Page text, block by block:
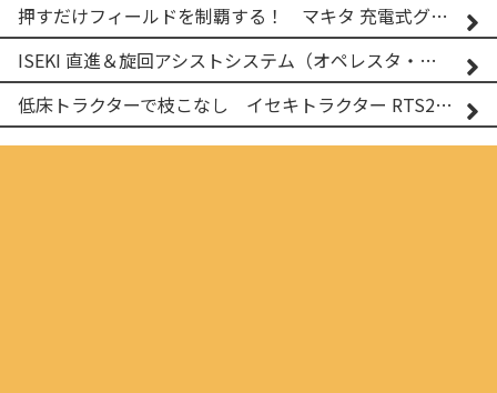
押すだけフィールドを制覇する！ マキタ 充電式グランドトリマー MUG001G
ISEKI 直進＆旋回アシストシステム（オペレスタ・ターン）搭載 イセキ 乗用田植機 PRJ8D-ZJL
低床トラクターで枝こなし イセキトラクター RTS205NS & フレールモア FNC1202F